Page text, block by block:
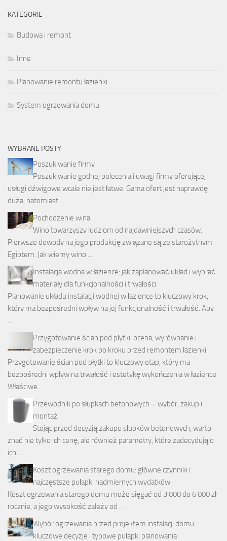
KATEGORIE
Budowa i remont
Inne
Planowanie remontu łazienki
System ogrzewania domu
WYBRANE POSTY
Poszukiwanie firmy
Poszukiwanie godnej polecenia i uwagi firmy oferującej
usługi dźwigowe wcale nie jest łatwe. Gama ofert jest naprawdę
duża, natomiast …
Pochodzenie wina
Wino towarzyszy ludziom od najdawniejszych czasów.
Pierwsze dowody na jego produkcję związane są ze starożytnym
Egiptem. Jak wiemy wino …
Instalacja wodna w łazience: jak zaplanować układ i wybrać
materiały dla funkcjonalności i trwałości
Planowanie układu instalacji wodnej w łazience to kluczowy krok,
który ma bezpośredni wpływ na jej funkcjonalność i trwałość. Aby
…
Przygotowanie ścian pod płytki: ocena, wyrównanie i
zabezpieczenie krok po kroku przed remontem łazienki
Przygotowanie ścian pod płytki to kluczowy etap, który ma
bezpośredni wpływ na trwałość i estetykę wykończenia w łazience.
Właściwe …
Przewodnik po słupkach betonowych – wybór, zakup i
montaż
Stojąc przed decyzją zakupu słupków betonowych, warto
znać nie tylko ich cenę, ale również parametry, które zadecydują o
ich …
Koszt ogrzewania starego domu: główne czynniki i
najczęstsze pułapki nadmiernych wydatków
Koszt ogrzewania starego domu może sięgać od 3 000 do 6 000 zł
rocznie, a jego wysokość zależy od …
Wybór ogrzewania przed projektem instalacji domu —
kluczowe decyzje i typowe pułapki planowania